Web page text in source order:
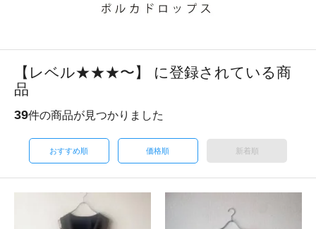
【レベル★★★〜】 に登録されている商
品
39件の商品が見つかりました
おすすめ順 価格順 新着順